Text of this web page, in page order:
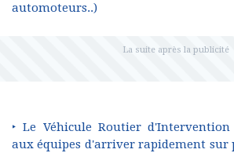
automoteurs..)
‣ Le Véhicule Routier
aux équipes d'arriver rapidement sur